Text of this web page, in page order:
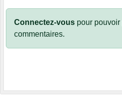
Connectez-vous pour
commentaires.